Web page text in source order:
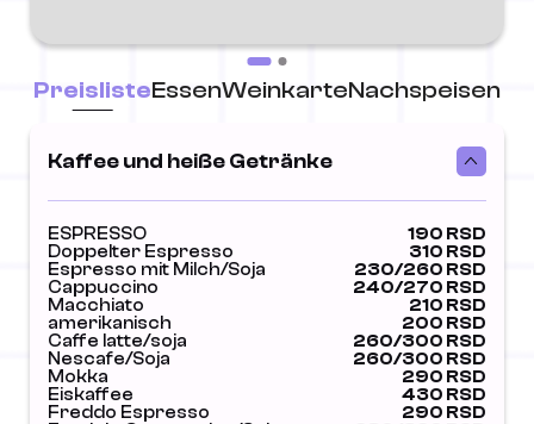
PreislisteEssenWeinkarteNachspeisen
Kaffee und heiße Getränke
ESPRESSO
190 RSD
Doppelter Espresso
310 RSD
Espresso mit Milch/Soja
230/260 RSD
Cappuccino
240/270 RSD
Macchiato
210 RSD
amerikanisch
200 RSD
Caffe latte/soja
260/300 RSD
Nescafe/Soja
260/300 RSD
Mokka
290 RSD
Eiskaffee
430 RSD
Freddo Espresso
290 RSD